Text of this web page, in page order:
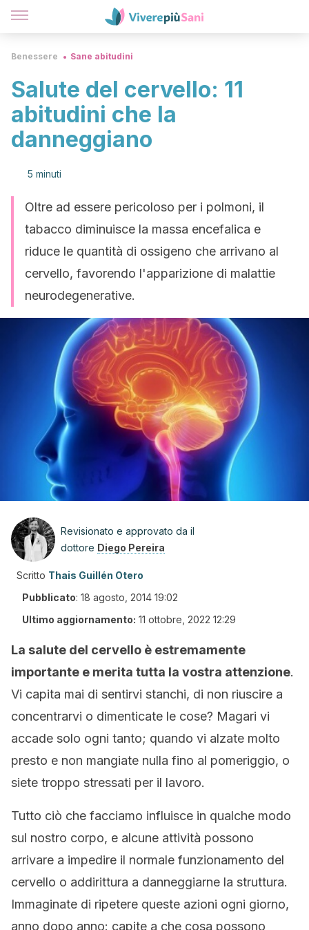
Benessere Sane abitudini
Salute del cervello: 11
abitudini che la
danneggiano
5 minuti
Oltre ad essere pericoloso per i polmoni, il
tabacco diminuisce la massa encefalica e
riduce le quantità di ossigeno che arrivano al
cervello, favorendo l'apparizione di malattie
neurodegenerative.
Revisionato e approvato da il
dottore Diego Pereira
Scritto Thais Guillén Otero
Pubblicato: 18 agosto, 2014 19:02
Ultimo aggiornamento: 11 ottobre, 2022 12:29
La salute del cervello è estremamente
importante e merita tutta la vostra attenzione.
Vi capita mai di sentirvi stanchi, di non riuscire a
concentrarvi o dimenticate le cose? Magari vi
accade solo ogni tanto; quando vi alzate molto
presto e non mangiate nulla fino al pomeriggio, o
siete troppo stressati per il lavoro.
Tutto ciò che facciamo influisce in qualche modo
sul nostro corpo, e alcune attività possono
arrivare a impedire il normale funzionamento del
cervello o addirittura a danneggiarne la struttura.
Immaginate di ripetere queste azioni ogni giorno,
anno dopo anno: capite a che cosa possono